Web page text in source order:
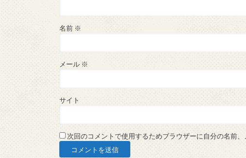
名前 ※
メール ※
サイト
次回のコメントで使用するためブラウザーに自分の名前、